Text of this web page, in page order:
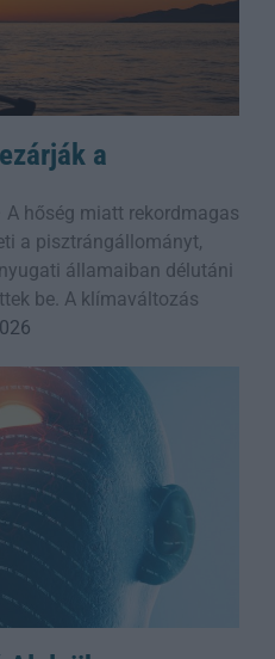
a
A hőség miatt rekordmagas
a pisztrángállományt,
államaiban délutáni
be. A klímaváltozás